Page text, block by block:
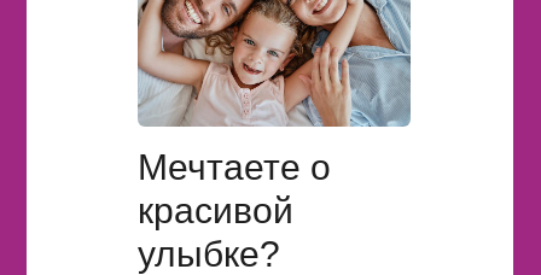
Мечтаете о
красивой
улыбке?